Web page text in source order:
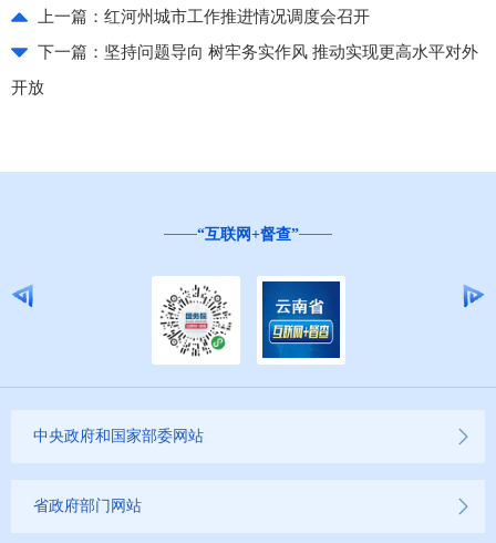
上一篇： 红河州城市工作推进情况调度会召开
下一篇： 坚持问题导向 树牢务实作风 推动实现更高水平对外
开放
“互联网+督查”
中央政府和国家部委网站
省政府部门网站